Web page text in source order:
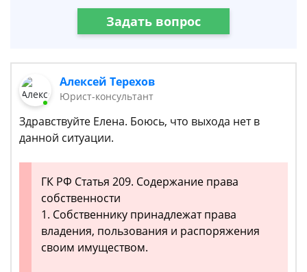
Задать вопрос
Алексей Терехов
Юрист-консультант
Здравствуйте Елена. Боюсь, что выхода нет в
данной ситуации.
ГК РФ Статья 209. Содержание права
собственности
1. Собственнику принадлежат права
владения, пользования и распоряжения
своим имуществом.